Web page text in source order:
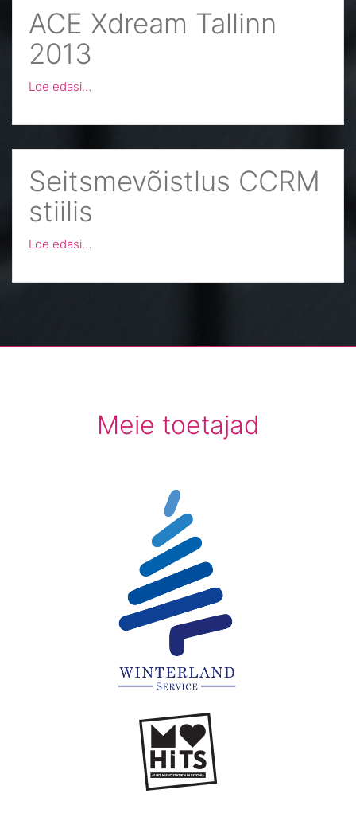
ACE Xdream Tallinn
2013
Loe edasi…
Seitsmevõistlus CCRM
stiilis
Loe edasi…
Meie toetajad